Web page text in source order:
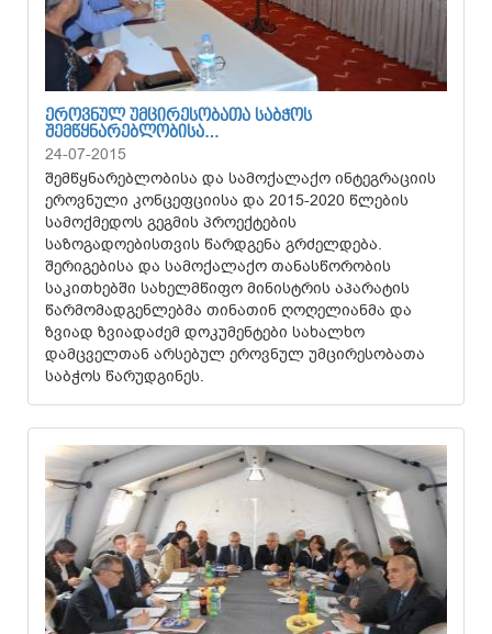
ᲔᲠᲝᲕᲜᲣᲚ ᲣᲛᲪᲘᲠᲔᲡᲝᲑᲐᲗᲐ ᲡᲐᲑᲭᲝᲡ
ᲨᲔᲛᲬᲧᲜᲐᲠᲔᲑᲚᲝᲑᲘᲡᲐ…
24-07-2015
შემწყნარებლობისა და სამოქალაქო ინტეგრაციის
ეროვნული კონცეფციისა და 2015-2020 წლების
სამოქმედოს გეგმის პროექტების
საზოგადოებისთვის წარდგენა გრძელდება.
შერიგებისა და სამოქალაქო თანასწორობის
საკითხებში სახელმწიფო მინისტრის აპარატის
წარმომადგენლებმა თინათინ ღოღელიანმა და
ზვიად ზვიადაძემ დოკუმენტები სახალხო
დამცველთან არსებულ ეროვნულ უმცირესობათა
საბჭოს წარუდგინეს.